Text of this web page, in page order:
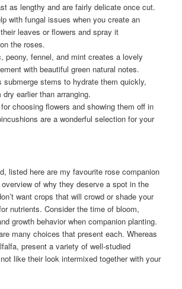
as lengthy and are fairly delicate once cut.
with fungal issues when you create an
leaves or flowers and spray it
the roses.
peony, fennel, and mint creates a lovely
with beautiful green natural notes.
submerge stems to hydrate them quickly,
earlier than arranging.
for choosing flowers and showing them off in
are a wonderful selection for your
listed here are my favourite rose companion
of why they deserve a spot in the
want crops that will crowd or shade your
nutrients. Consider the time of bloom,
growth behavior when companion planting.
many choices that present each. Whereas
present a variety of well-studied
like their look intermixed together with your